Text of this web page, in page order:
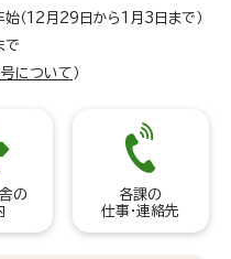
始（12月29日から1月3日まで）
で
について ）
の
各課の
仕事・連絡先